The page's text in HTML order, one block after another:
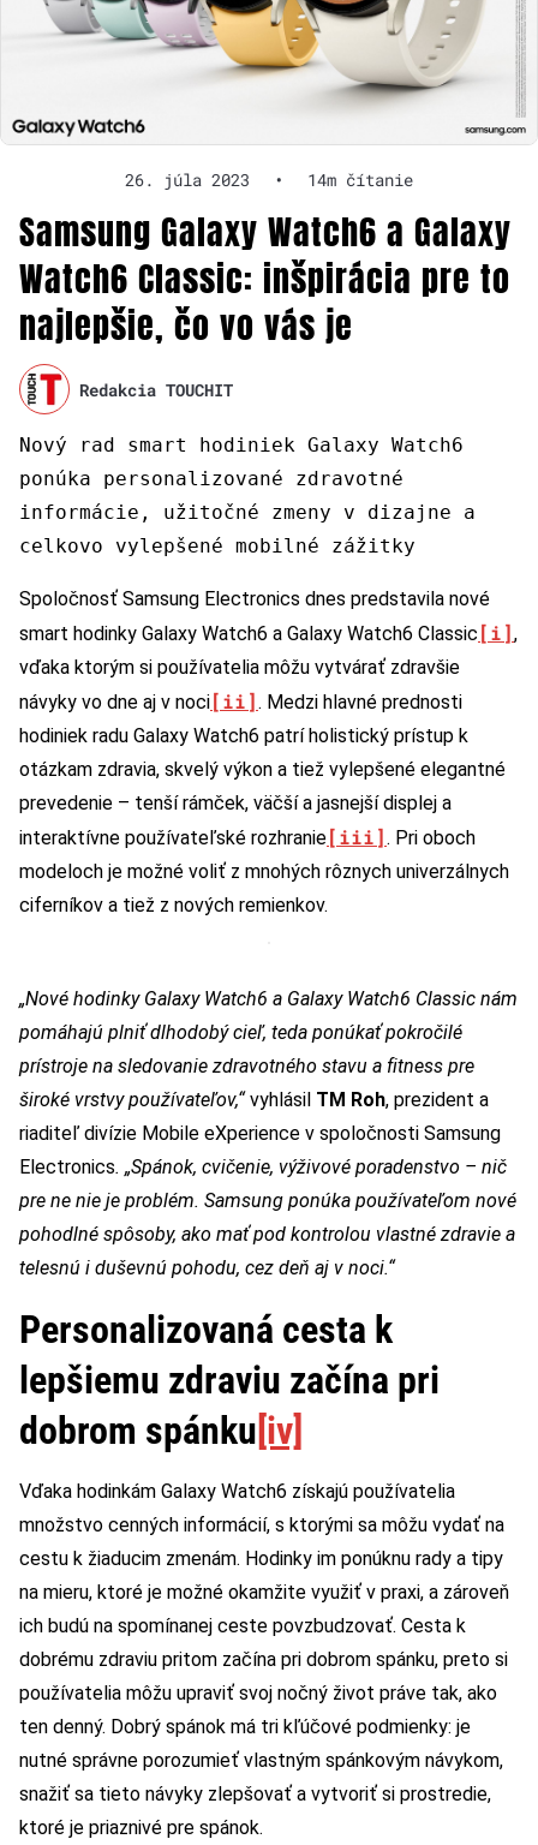
26. júla 2023 • 14m čítanie
Samsung Galaxy Watch6 a Galaxy
Watch6 Classic: inšpirácia pre to
najlepšie, čo vo vás je
Redakcia TOUCHIT
Nový rad smart hodiniek Galaxy Watch6
ponúka personalizované zdravotné
informácie, užitočné zmeny v dizajne a
celkovo vylepšené mobilné zážitky
Spoločnosť Samsung Electronics dnes predstavila nové
smart hodinky Galaxy Watch6 a Galaxy Watch6 Classic [i],
vďaka ktorým si používatelia môžu vytvárať zdravšie
návyky vo dne aj v noci[ii]. Medzi hlavné prednosti
hodiniek radu Galaxy Watch6 patrí holistický prístup k
otázkam zdravia, skvelý výkon a tiež vylepšené elegantné
prevedenie – tenší rámček, väčší a jasnejší displej a
interaktívne používateľské rozhranie[iii]. Pri oboch
modeloch je možné voliť z mnohých rôznych univerzálnych
ciferníkov a tiež z nových remienkov.
„Nové hodinky Galaxy Watch6 a Galaxy Watch6 Classic nám
pomáhajú plniť dlhodobý cieľ, teda ponúkať pokročilé
prístroje na sledovanie zdravotného stavu a fitness pre
široké vrstvy používateľov,“ vyhlásil TM Roh, prezident a
riaditeľ divízie Mobile eXperience v spoločnosti Samsung
Electronics. „Spánok, cvičenie, výživové poradenstvo – nič
pre ne nie je problém. Samsung ponúka používateľom nové
pohodlné spôsoby, ako mať pod kontrolou vlastné zdravie a
telesnú i duševnú pohodu, cez deň aj v noci.“
Personalizovaná cesta k
lepšiemu zdraviu začína pri
dobrom spánku[iv]
Vďaka hodinkám Galaxy Watch6 získajú používatelia
množstvo cenných informácií, s ktorými sa môžu vydať na
cestu k žiaducim zmenám. Hodinky im ponúknu rady a tipy
na mieru, ktoré je možné okamžite využiť v praxi, a zároveň
ich budú na spomínanej ceste povzbudzovať. Cesta k
dobrému zdraviu pritom začína pri dobrom spánku, preto si
používatelia môžu upraviť svoj nočný život práve tak, ako
ten denný. Dobrý spánok má tri kľúčové podmienky: je
nutné správne porozumieť vlastným spánkovým návykom,
snažiť sa tieto návyky zlepšovať a vytvoriť si prostredie,
ktoré je priaznivé pre spánok.